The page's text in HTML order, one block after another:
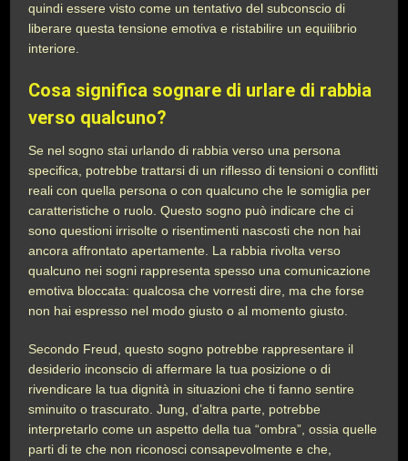
quindi essere visto come un tentativo del subconscio di
liberare questa tensione emotiva e ristabilire un equilibrio
interiore.
Cosa significa sognare di urlare di rabbia
verso qualcuno?
Se nel sogno stai urlando di rabbia verso una persona
specifica, potrebbe trattarsi di un riflesso di tensioni o conflitti
reali con quella persona o con qualcuno che le somiglia per
caratteristiche o ruolo. Questo sogno può indicare che ci
sono questioni irrisolte o risentimenti nascosti che non hai
ancora affrontato apertamente. La rabbia rivolta verso
qualcuno nei sogni rappresenta spesso una comunicazione
emotiva bloccata: qualcosa che vorresti dire, ma che forse
non hai espresso nel modo giusto o al momento giusto.
Secondo Freud, questo sogno potrebbe rappresentare il
desiderio inconscio di affermare la tua posizione o di
rivendicare la tua dignità in situazioni che ti fanno sentire
sminuito o trascurato. Jung, d’altra parte, potrebbe
interpretarlo come un aspetto della tua “ombra”, ossia quelle
parti di te che non riconosci consapevolmente e che,